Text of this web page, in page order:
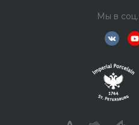
Мы в соц.